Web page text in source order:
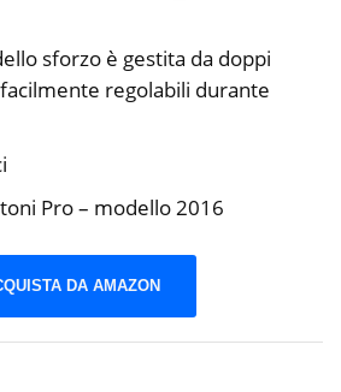
sforzo è gestita da doppi
regolabili durante
Pro – modello 2016
DA AMAZON